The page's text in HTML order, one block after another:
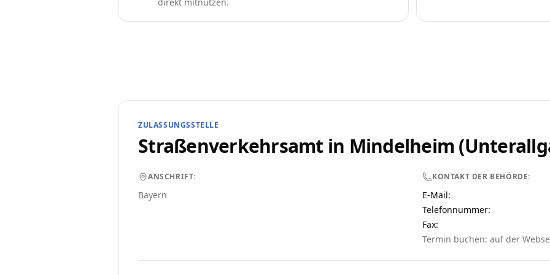
ZULASSUNGSSTELLE
Straßenverkehrsamt in Mindelheim
ANSCHRIFT:
Bayern
KONTAKT DER BEHÖRDE:
E-Mail:
Telefonnummer:
Fax:
Termin buchen: auf der